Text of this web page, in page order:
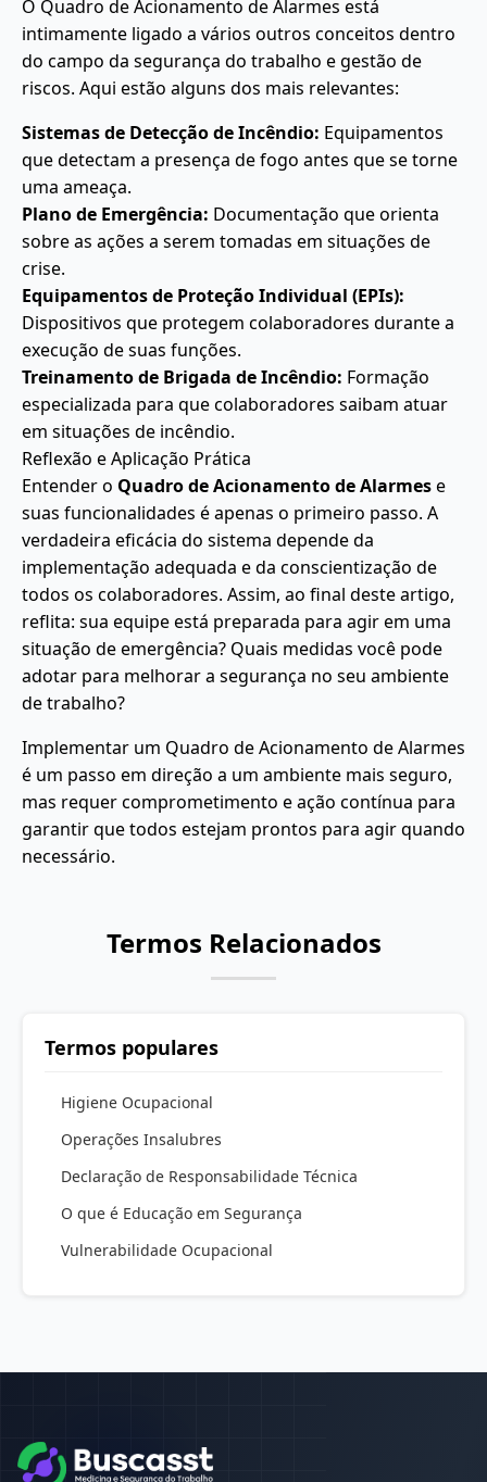
O Quadro de Acionamento de Alarmes está
intimamente ligado a vários outros conceitos dentro
do campo da segurança do trabalho e gestão de
riscos. Aqui estão alguns dos mais relevantes:
Sistemas de Detecção de Incêndio: Equipamentos
que detectam a presença de fogo antes que se torne
uma ameaça.
Plano de Emergência: Documentação que orienta
sobre as ações a serem tomadas em situações de
crise.
Equipamentos de Proteção Individual (EPIs):
Dispositivos que protegem colaboradores durante a
execução de suas funções.
Treinamento de Brigada de Incêndio: Formação
especializada para que colaboradores saibam atuar
em situações de incêndio.
Reflexão e Aplicação Prática
Entender o Quadro de Acionamento de Alarmese
suas funcionalidades é apenas o primeiro passo. A
verdadeira eficácia do sistema depende da
implementação adequada e da conscientização de
todos os colaboradores. Assim, ao final deste artigo,
reflita: sua equipe está preparada para agir em uma
situação de emergência? Quais medidas você pode
adotar para melhorar a segurança no seu ambiente
de trabalho?
Implementar um Quadro de Acionamento de Alarmes
é um passo em direção a um ambiente mais seguro,
mas requer comprometimento e ação contínua para
garantir que todos estejam prontos para agir quando
necessário.
Termos Relacionados
Termos populares
Higiene Ocupacional
Operações Insalubres
Declaração de Responsabilidade Técnica
O que é Educação em Segurança
Vulnerabilidade Ocupacional